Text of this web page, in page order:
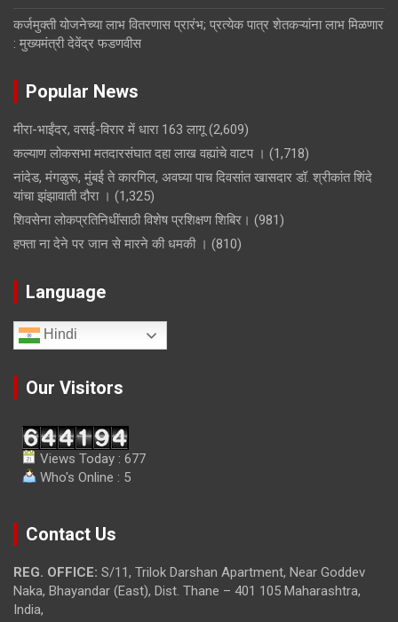
कर्जमुक्ती योजनेच्या लाभ वितरणास प्रारंभ; प्रत्येक पात्र शेतकऱ्यांना लाभ मिळणार
: मुख्यमंत्री देवेंद्र फडणवीस
Popular News
मीरा-भाईंदर, वसई-विरार में धारा 163 लागू (2,609)
कल्याण लोकसभा मतदारसंघात दहा लाख वह्यांचे वाटप । (1,718)
नांदेड, मंगळुरू, मुंबई ते कारगिल, अवघ्या पाच दिवसांत खासदार डॉ. श्रीकांत शिंदे
यांचा झंझावाती दौरा । (1,325)
शिवसेना लोकप्रतिनिधींसाठी विशेष प्रशिक्षण शिबिर। (981)
हफ्ता ना देने पर जान से मारने की धमकी । (810)
Language
Hindi
Our Visitors
Views Today : 677
Who's Online : 5
Contact Us
REG. OFFICE: S/11, Trilok Darshan Apartment, Near Goddev
Naka, Bhayandar (East), Dist. Thane – 401 105 Maharashtra,
India,